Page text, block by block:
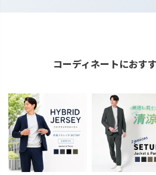
コーディネートにおす